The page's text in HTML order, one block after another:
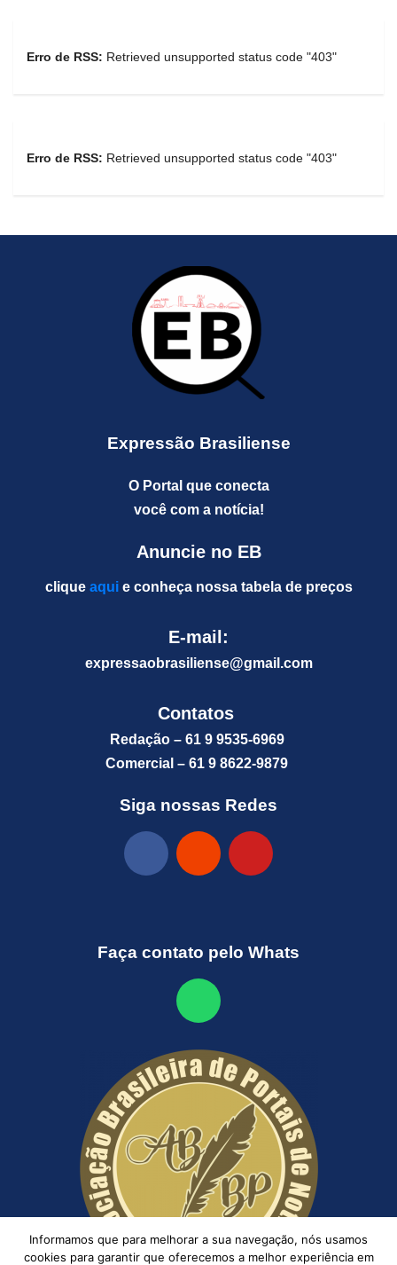
Erro de RSS: Retrieved unsupported status code "403"
Erro de RSS: Retrieved unsupported status code "403"
Expressão Brasiliense
O Portal que conecta
você com a notícia!
Anuncie no EB
clique aquie conheça nossa tabela de preços
E-mail:
expressaobrasiliense@gmail.com
Contatos
Redação – 61 9 9535-6969
Comercial – 61 9 8622-9879
Siga nossas Redes
Faça contato pelo Whats
Informamos que para melhorar a sua navegação, nós usamos
cookies para garantir que oferecemos a melhor experiência em